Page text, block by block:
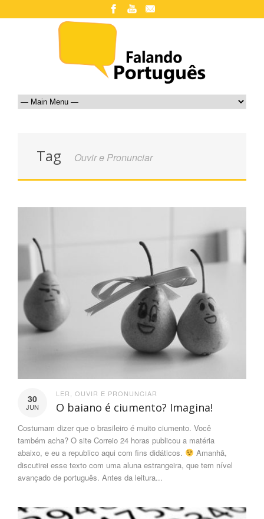
Tag Ouvir e Pronunciar
30
JUN
LER OUVIR E PRONUNCIAR
O baiano é ciumento? Imagina!
Costumam dizer que o brasileiro é muito ciumento. Você
também acha? O site Correio 24 horas publicou a matéria
abaixo, e eu a republico aqui com fins didáticos.
Amanhã,
discutirei esse texto com uma aluna estrangeira, que tem nível
avançado de português. Antes da leitura...